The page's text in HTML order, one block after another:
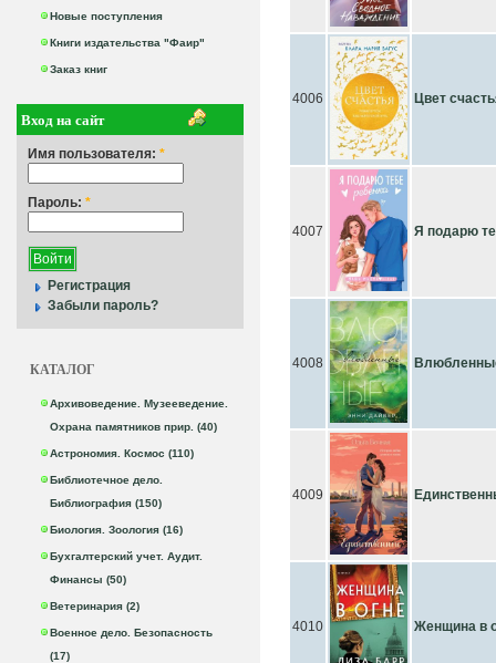
Новые поступления
Книги издательства "Фаир"
Заказ книг
Вход на сайт
Имя пользователя: *
Пароль: *
Регистрация
Забыли пароль?
КАТАЛОГ
Архивоведение. Музееведение.
Охрана памятников прир. (40)
Астрономия. Космос (110)
Библиотечное дело.
Библиография (150)
Биология. Зоология (16)
Бухгалтерский учет. Аудит.
Финансы (50)
Ветеринария (2)
Военное дело. Безопасность
(17)
4006 Цвет
4007 Я подарю
4008
4009
4010 Женщина в